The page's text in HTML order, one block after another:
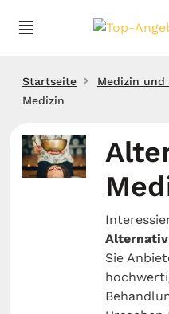
Startseite Medizin und
Medizin
Sie